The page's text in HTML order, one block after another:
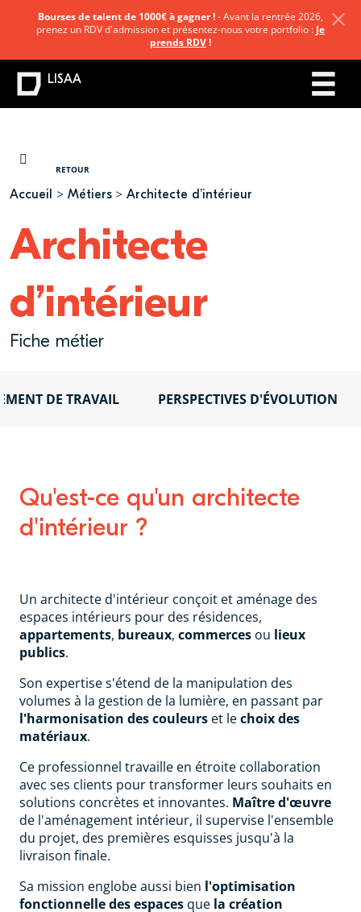
RETOUR
Accueil Métiers Architecte d’intérieur
Architecte
d’intérieur
Fiche métier
DE TRAVAIL PERSPECTIVES D'ÉVOLUTION
Qu'est-ce qu'un architecte
d'intérieur ?
Un architecte d'intérieur conçoit et aménage des
espaces intérieurs pour des résidences,
appartements, bureaux, commerces ou lieux
publics.
Son expertise s'étend de la manipulation des
volumes à la gestion de la lumière, en passant par
l'harmonisation des couleurs et lechoix des
matériaux.
Ce professionnel travaille en étroite collaboration
avec ses clients pour transformer leurs souhaits en
solutions concrètes et innovantes. Maître d'œuvre
de l'aménagement intérieur, il supervise l'ensemble
du projet, des premières esquisses jusqu'à la
livraison finale.
Sa mission englobe aussi bien l'optimisation
fonctionnelle des espaces que la création
Bourses de talent de 1000€ à gagner !- Avant la rentrée 2026,
prenez un RDV d'admission et présentez-nous votre portfolio : Je
prends RDV!
LISAA